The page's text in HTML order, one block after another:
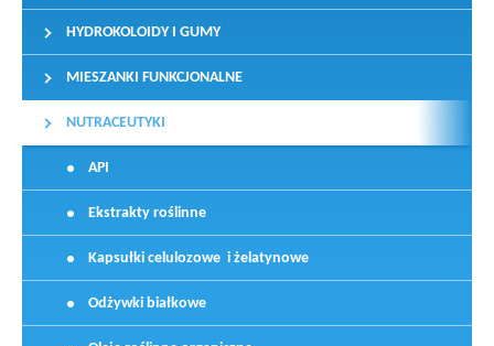
HYDROKOLOIDY I GUMY
MIESZANKI FUNKCJONALNE
NUTRACEUTYKI
API
Ekstrakty roślinne
Kapsułki celulozowe i żelatynowe
Odżywki białkowe